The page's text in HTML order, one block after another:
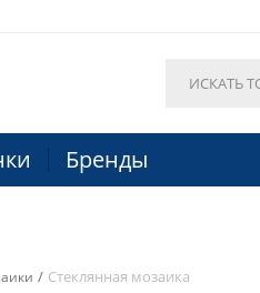
Бренды
/ Стеклянная мозаика